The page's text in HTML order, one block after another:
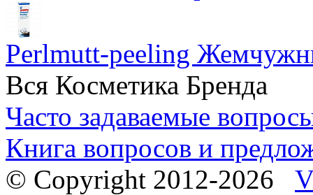
Perlmutt-peeling
Вся Косметика Бренда
Часто задаваемые
Книга вопросов и
© Copyright 2012-2026